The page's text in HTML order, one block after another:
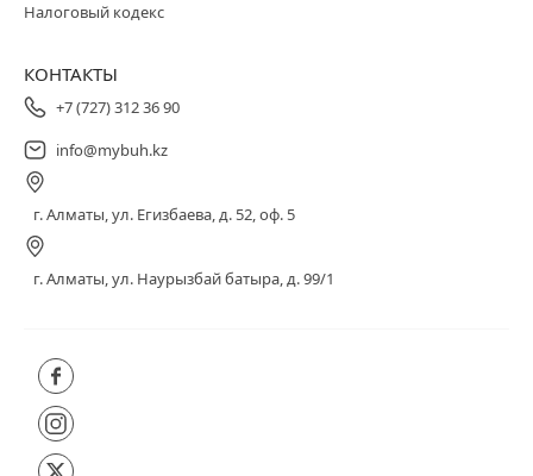
Налоговый кодекс
КОНТАКТЫ
+7 (727) 312 36 90
info@mybuh.kz
г. Алматы, ул. Егизбаева, д. 52, оф. 5
г. Алматы, ул. Наурызбай батыра, д. 99/1